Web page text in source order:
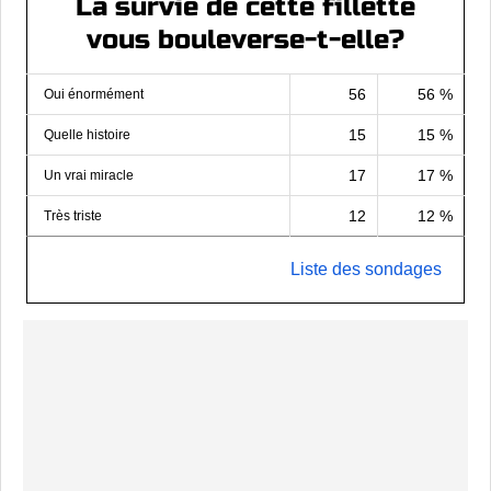
La survie de cette fillette
vous bouleverse-t-elle?
Oui énormément 56 56 %
Quelle histoire 15 15 %
Un vrai miracle 17 17 %
Très triste 12 12 %
Liste des sondages